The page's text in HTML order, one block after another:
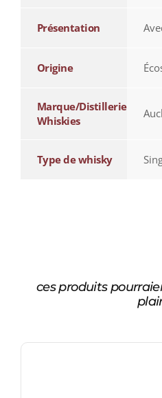
Présentation
Origine
Marque/Distillerie
Whiskies
Type de whisky
ces produits